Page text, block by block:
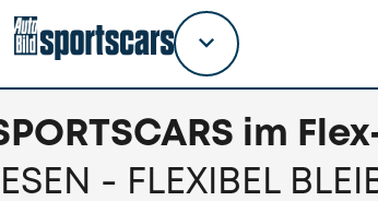
Titel
wählen
im
- FLEXIBEL